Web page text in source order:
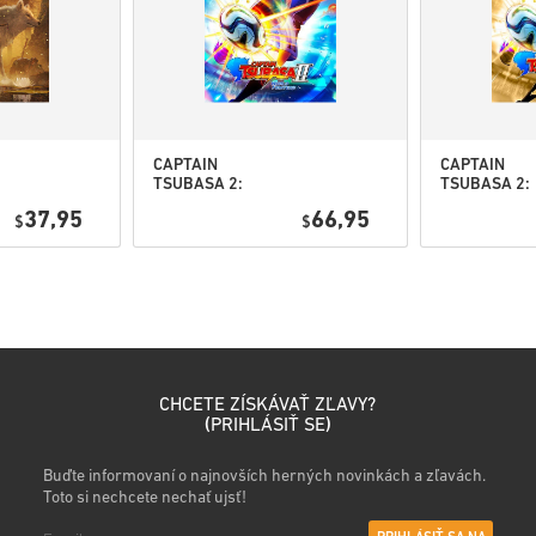
• Vyber si produkt
• Zadaj svoju e-mailovú
• Vyber si preferovaný
• Dokonči objednávku
$37,95
CAPTAIN
TSUBASA 2:
(STEAM) EU
$66,95
CAPTAIN
TSUBASA 2:
Deluxe
CHCETE ZÍSKÁVAŤ ZĽAVY?
(PRIHLÁSIŤ SE)
Buďte informovaní o najnovších herných novinkách a zľavách.
Toto si nechcete nechať ujsť!